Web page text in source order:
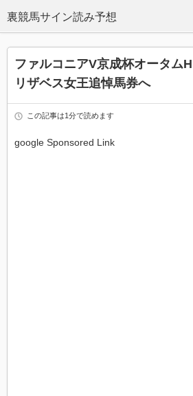
ファルコニアV京成杯オータム
リザベス女王追悼馬券へ
この記事は1分で読めます
google Sponsored Link